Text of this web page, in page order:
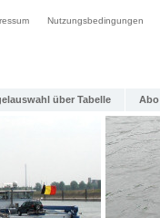
Nutzungsbedingungen
über Tabelle Abo